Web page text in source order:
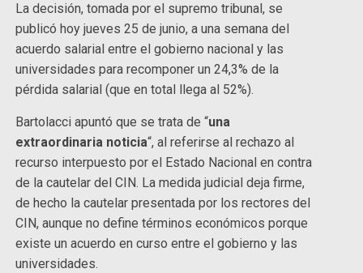
La decisión, tomada por el supremo tribunal, se
publicó hoy jueves 25 de junio, a una semana del
acuerdo salarial entre el gobierno nacional y las
universidades para recomponer un 24,3% de la
pérdida salarial (que en total llega al 52%).
Bartolacci apuntó que se trata de “una
extraordinaria noticia“, al referirse al rechazo al
recurso interpuesto por el Estado Nacional en contra
de la cautelar del CIN. La medida judicial deja firme,
de hecho la cautelar presentada por los rectores del
CIN, aunque no define términos económicos porque
existe un acuerdo en curso entre el gobierno y las
universidades.